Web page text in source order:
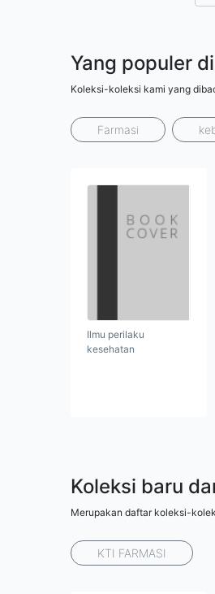
Yang populer
Koleksi-koleksi kami yang
Farmasi
Ilmu perilaku
kesehatan
Koleksi baru
Merupakan daftar koleksi-
KTI FARMASI